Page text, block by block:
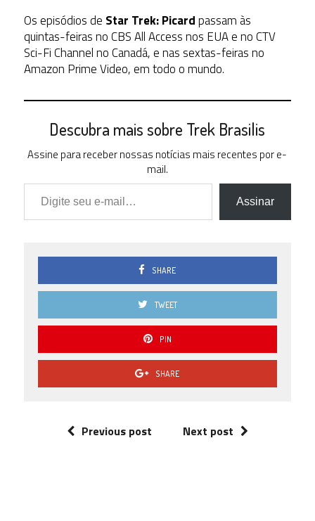
Os episódios de Star Trek: Picardpassam às
quintas-feiras no CBS All Access nos EUA e no CTV
Sci-Fi Channel no Canadá, e nas sextas-feiras no
Amazon Prime Video, em todo o mundo.
Descubra mais sobre Trek Brasilis
Assine para receber nossas notícias mais recentes por e-
mail.
Digite seu e-mail…
Assinar
SHARE
TWEET
PIN
SHARE
Previous post Next post